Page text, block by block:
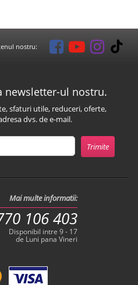
nostru:
newsletter-ul nostru.
sfaturi utile, reduceri, oferte,
dvs. de e-mail.
Mai multe informatii:
106 403
Disponibil intre 9 - 17
de Luni pana Vineri